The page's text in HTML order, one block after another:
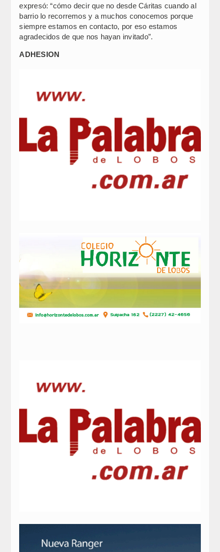
expresó: “cómo decir que no desde Cáritas cuando al
barrio lo recorremos y a muchos conocemos porque
siempre estamos en contacto, por eso estamos
agradecidos de que nos hayan invitado”.
ADHESION